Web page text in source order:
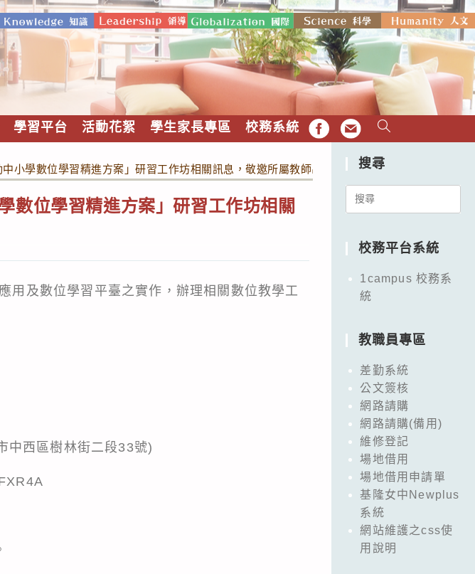
學習平台 活動花絮 學生家長專區 校務系統 FB EMAIL
小學數位學習精進方案」研習工作坊相關訊息，敬邀所屬教師出席，請查照。
數位學習精進方案」研習工作坊相關
用及數位學習平臺之實作，辦理相關數位教學工
中西區樹林街二段33號)
搜尋
Search
校務平台系統
1campus 校務系
統
教職員專區
差勤系統
公文簽核
網路請購
網路請購(備用)
維修登記
場地借用
場地借用申請單
基隆女中Newplus
系統
網站維護之css使
用說明